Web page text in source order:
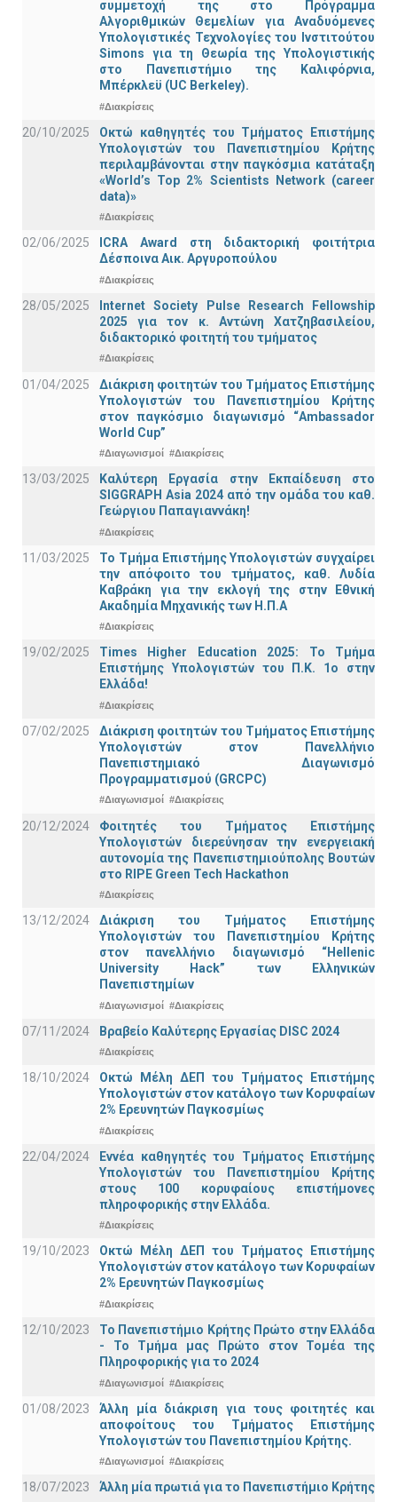
συμμετοχή της στο Πρόγραμμα
Αλγοριθμικών Θεμελίων για Αναδυόμενες
Υπολογιστικές Τεχνολογίες του Ινστιτούτου
Simons για τη Θεωρία της Υπολογιστικής
στο Πανεπιστήμιο της Καλιφόρνια,
Μπέρκλεϋ (UC Berkeley).
#Διακρίσεις
20/10/2025
Οκτώ καθηγητές του Τμήματος Επιστήμης
Υπολογιστών του Πανεπιστημίου Κρήτης
περιλαμβάνονται στην παγκόσμια κατάταξη
«World’s Top 2% Scientists Network (career
data)»
#Διακρίσεις
02/06/2025
ICRA Award στη διδακτορική φοιτήτρια
Δέσποινα Αικ. Αργυροπούλου
#Διακρίσεις
28/05/2025
Internet Society Pulse Research Fellowship
2025 για τον κ. Αντώνη Χατζηβασιλείου,
διδακτορικό φοιτητή του τμήματος
#Διακρίσεις
01/04/2025
Διάκριση φοιτητών του Τμήματος Επιστήμης
Υπολογιστών του Πανεπιστημίου Κρήτης
στον παγκόσμιο διαγωνισμό “Ambassador
World Cup”
#Διαγωνισμοί #Διακρίσεις
13/03/2025
Καλύτερη Εργασία στην Εκπαίδευση στο
SIGGRAPH Asia 2024 από την ομάδα του καθ.
Γεώργιου Παπαγιαννάκη!
#Διακρίσεις
11/03/2025
Το Τμήμα Επιστήμης Υπολογιστών συγχαίρει
την απόφοιτο του τμήματος, καθ. Λυδία
Καβράκη για την εκλογή της στην Εθνική
Ακαδημία Μηχανικής των Η.Π.Α
#Διακρίσεις
19/02/2025
Times Higher Education 2025: Το Τμήμα
Επιστήμης Υπολογιστών του Π.Κ. 1ο στην
Ελλάδα!
#Διακρίσεις
07/02/2025
Διάκριση φοιτητών του Τμήματος Επιστήμης
Υπολογιστών στον Πανελλήνιο
Πανεπιστημιακό Διαγωνισμό
Προγραμματισμού (GRCPC)
#Διαγωνισμοί #Διακρίσεις
20/12/2024
Φοιτητές του Τμήματος Επιστήμης
Υπολογιστών διερεύνησαν την ενεργειακή
αυτονομία της Πανεπιστημιούπολης Βουτών
στο RIPE Green Tech Hackathon
#Διακρίσεις
13/12/2024
Διάκριση του Τμήματος Επιστήμης
Υπολογιστών του Πανεπιστημίου Κρήτης
στον πανελλήνιο διαγωνισμό “Hellenic
University Hack” των Ελληνικών
Πανεπιστημίων
#Διαγωνισμοί #Διακρίσεις
07/11/2024 Βραβείο Καλύτερης Εργασίας DISC 2024
#Διακρίσεις
18/10/2024
Οκτώ Μέλη ΔΕΠ του Τμήματος Επιστήμης
Υπολογιστών στον κατάλογο των Κορυφαίων
2% Ερευνητών Παγκοσμίως
#Διακρίσεις
22/04/2024
Εννέα καθηγητές του Τμήματος Επιστήμης
Υπολογιστών του Πανεπιστημίου Κρήτης
στους 100 κορυφαίους επιστήμονες
πληροφορικής στην Ελλάδα.
#Διακρίσεις
19/10/2023
Οκτώ Μέλη ΔΕΠ του Τμήματος Επιστήμης
Υπολογιστών στον κατάλογο των Κορυφαίων
2% Ερευνητών Παγκοσμίως
#Διακρίσεις
12/10/2023
Το Πανεπιστήμιο Κρήτης Πρώτο στην Ελλάδα
- Το Τμήμα μας Πρώτο στον Τομέα της
Πληροφορικής για το 2024
#Διαγωνισμοί #Διακρίσεις
01/08/2023
Άλλη μία διάκριση για τους φοιτητές και
αποφοίτους του Τμήματος Επιστήμης
Υπολογιστών του Πανεπιστημίου Κρήτης.
#Διαγωνισμοί #Διακρίσεις
18/07/2023 Άλλη μία πρωτιά για το Πανεπιστήμιο Κρήτης